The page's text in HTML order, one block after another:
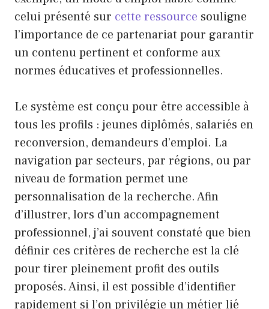
celui présenté sur cette ressource souligne
l’importance de ce partenariat pour garantir
un contenu pertinent et conforme aux
normes éducatives et professionnelles.
Le système est conçu pour être accessible à
tous les profils : jeunes diplômés, salariés en
reconversion, demandeurs d’emploi. La
navigation par secteurs, par régions, ou par
niveau de formation permet une
personnalisation de la recherche. Afin
d’illustrer, lors d’un accompagnement
professionnel, j’ai souvent constaté que bien
définir ces critères de recherche est la clé
pour tirer pleinement profit des outils
proposés. Ainsi, il est possible d’identifier
rapidement si l’on privilégie un métier lié